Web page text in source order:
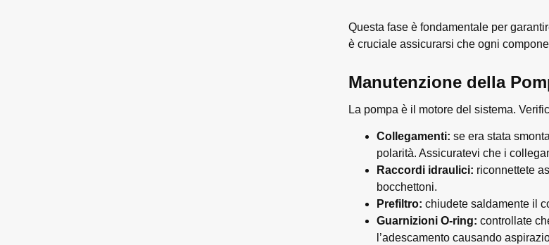
Questa fase è fondamentale per
è cruciale assicurarsi che ogni
Manutenzione della
La pompa è il motore del sistema.
Collegamenti: se era stata
polarità. Assicuratevi che i
Raccordi idraulici: riconnettete
bocchettoni.
Prefiltro: chiudete saldamente il
Guarnizioni O-ring: controllate
l’adescamento causando